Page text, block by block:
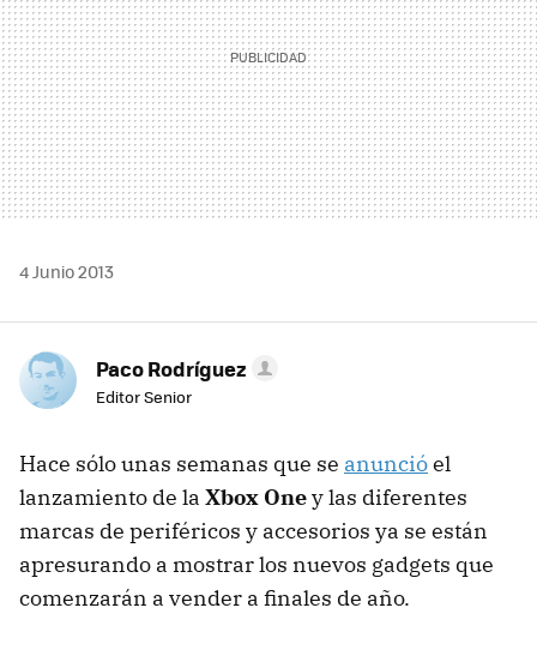
4 Junio 2013
Paco Rodríguez
Editor Senior
Hace sólo unas semanas que se anuncióel
lanzamiento de la Xbox Oney las diferentes
marcas de periféricos y accesorios ya se están
apresurando a mostrar los nuevos gadgets que
comenzarán a vender a finales de año.